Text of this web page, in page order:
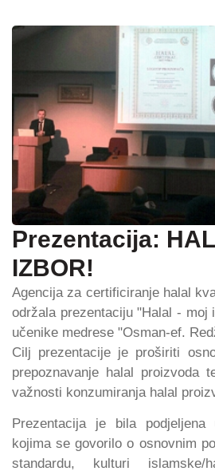
Prezentacija:
IZBOR!
Agencija za certificiranje halal
održala prezentaciju "Halal - moj
učenike medrese "Osman-ef.
Cilj prezentacije je proširiti
prepoznavanje halal proizvoda
važnosti konzumiranja halal
Prezentacija je bila
kojima se govorilo o osnovnim
standardu, kulturi islamske/